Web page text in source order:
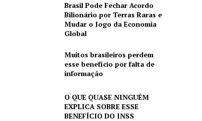
Brasil Pode Fechar Acordo
Bilionário por Terras Raras e
Mudar o Jogo da Economia
Global
Muitos brasileiros perdem
esse benefício por falta de
informação
O QUE QUASE NINGUÉM
EXPLICA SOBRE ESSE
BENEFÍCIO DO INSS